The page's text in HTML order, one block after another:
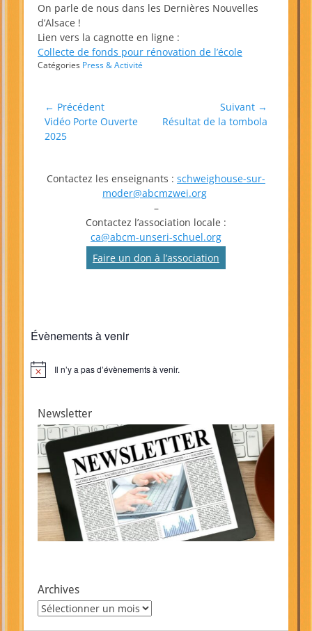
On parle de nous dans les Dernières Nouvelles
d’Alsace !
Lien vers la cagnotte en ligne :
Collecte de fonds pour rénovation de l’école
Catégories Press & Activité
Navigation
de
l’article
← Précédent
Article
précédent :
Vidéo Porte Ouverte
2025
Suivant →
Article
Résultat de la tombola
Contactez les enseignants : schweighouse-sur-
moder@abcmzwei.org
–
Contactez l’association locale :
ca@abcm-unseri-schuel.org
Faire un don à l’association
Évènements à venir
Notice Il n’y a pas d’évènements à venir.
Newsletter
Archives
Archives